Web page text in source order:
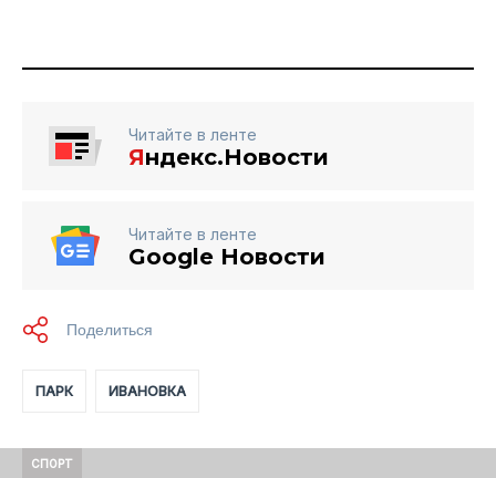
Читайте в ленте
Яндекс.Новости
Читайте в ленте
Google Новости
ПАРК ИВАНОВКА
СПОРТ